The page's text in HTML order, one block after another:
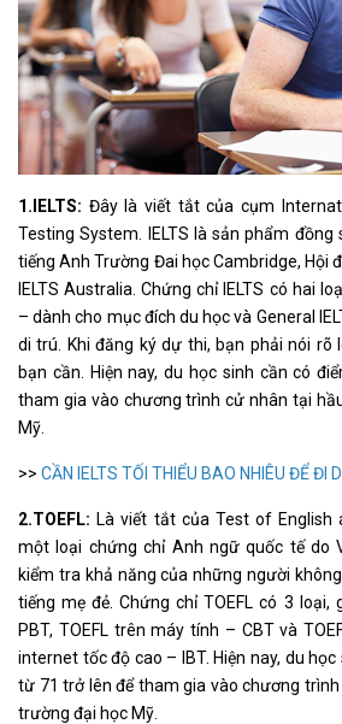
1.IELTS: Đây là viết tắt của cụm
Testing System. IELTS là sản phẩm
tiếng Anh Trường Đai học Cambridge, Hội
IELTS Australia. Chứng chỉ IELTS có hai
– dành cho mục đích du học và General
di trú. Khi đăng ký dự thi, bạn phải nói rõ
bạn cần. Hiện nay, du học sinh cần có
tham gia vào chương trình cử nhân tại
Mỹ.
>> CẦN IELTS TỐI THIỂU BAO NHIÊU ĐỂ ĐI
2.TOEFL: Là viết tắt của Test of English
một loại chứng chỉ Anh ngữ quốc tế do
kiểm tra khả năng của những người
tiếng mẹ đẻ. Chứng chỉ TOEFL có 3 loại,
PBT, TOEFL trên máy tính – CBT và
internet tốc độ cao – IBT. Hiện nay, du học
từ 71 trở lên để tham gia vào chương
trường đại học Mỹ.